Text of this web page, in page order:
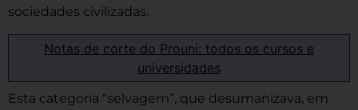
sociedades civilizadas.
Notas de corte do Prouni: todos os cursos e
universidades
Esta categoria “selvagem”, que desumanizava, em